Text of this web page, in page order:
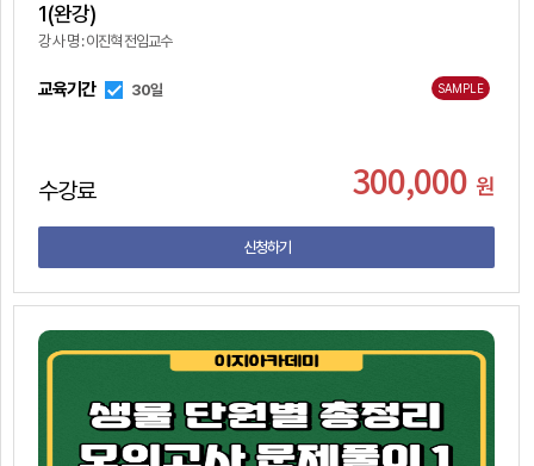
1(완강)
강 사 명 : 이진혁 전임교수
교육기간 30일 SAMPLE
수강료 300,000 원
신청하기